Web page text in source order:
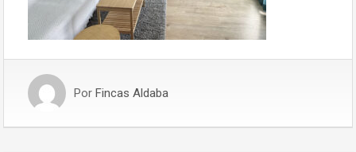
Por Fincas Aldaba